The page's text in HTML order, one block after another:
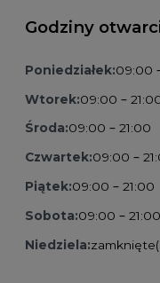
Godziny
Poniedziałek:09:00
Wtorek:09:00 –
Środa:09:00 – 21:00
Czwartek:09:00 –
Piątek:09:00 – 21:00
Sobota:09:00 – 21:00
Niedziela:zamknięte